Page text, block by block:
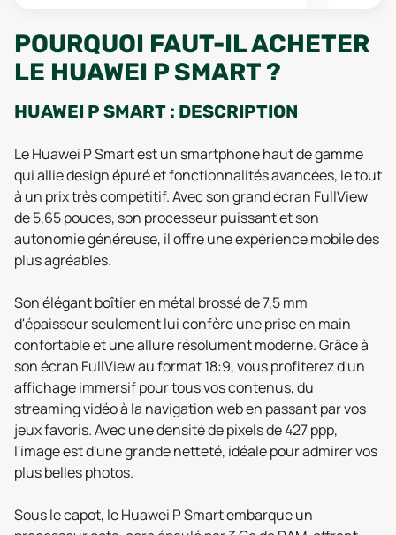
POURQUOI FAUT-IL ACHETER
LE HUAWEI P SMART ?
HUAWEI P SMART : DESCRIPTION
Le Huawei P Smart est un smartphone haut de gamme
qui allie design épuré et fonctionnalités avancées, le tout
à un prix très compétitif. Avec son grand écran FullView
de 5,65 pouces, son processeur puissant et son
autonomie généreuse, il offre une expérience mobile des
plus agréables.
Son élégant boîtier en métal brossé de 7,5 mm
d'épaisseur seulement lui confère une prise en main
confortable et une allure résolument moderne. Grâce à
son écran FullView au format 18:9, vous profiterez d'un
affichage immersif pour tous vos contenus, du
streaming vidéo à la navigation web en passant par vos
jeux favoris. Avec une densité de pixels de 427 ppp,
l'image est d'une grande netteté, idéale pour admirer vos
plus belles photos.
Sous le capot, le Huawei P Smart embarque un